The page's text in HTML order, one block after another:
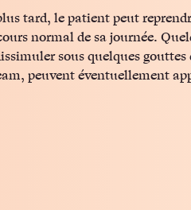
tard, le patient peut
normal de sa journée.
sous quelques gouttes
peuvent éventuellement